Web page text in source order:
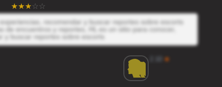
recomendar y buscar reportes sobre escorts
de encuentros y reportes, HL es un sitio para conocer,
buscar reportes sobre escorts
★